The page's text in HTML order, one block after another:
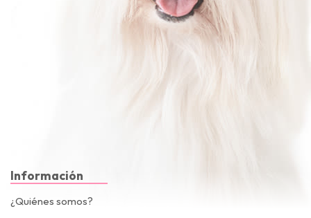
Información
¿Quiénes somos?